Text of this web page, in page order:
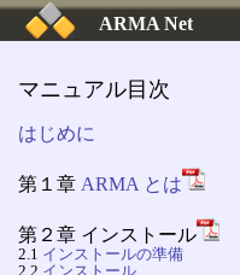
ARMA Net
マニュアル目次
はじめに
第１章 ARMA とは
第２章 インストール
2.1 インストールの準備
2.2 インストール